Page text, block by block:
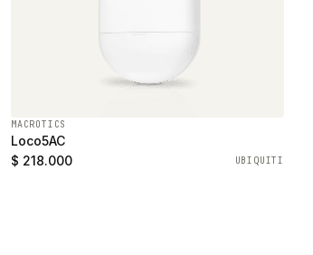
MACROTICS
Loco5AC
$ 218.000
UBIQUITI